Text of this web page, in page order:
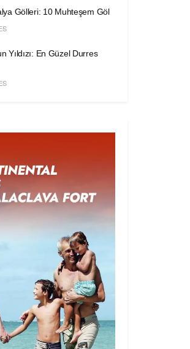
Gölleri: 10 Muhteşem Göl
Yıldızı: En Güzel Durres